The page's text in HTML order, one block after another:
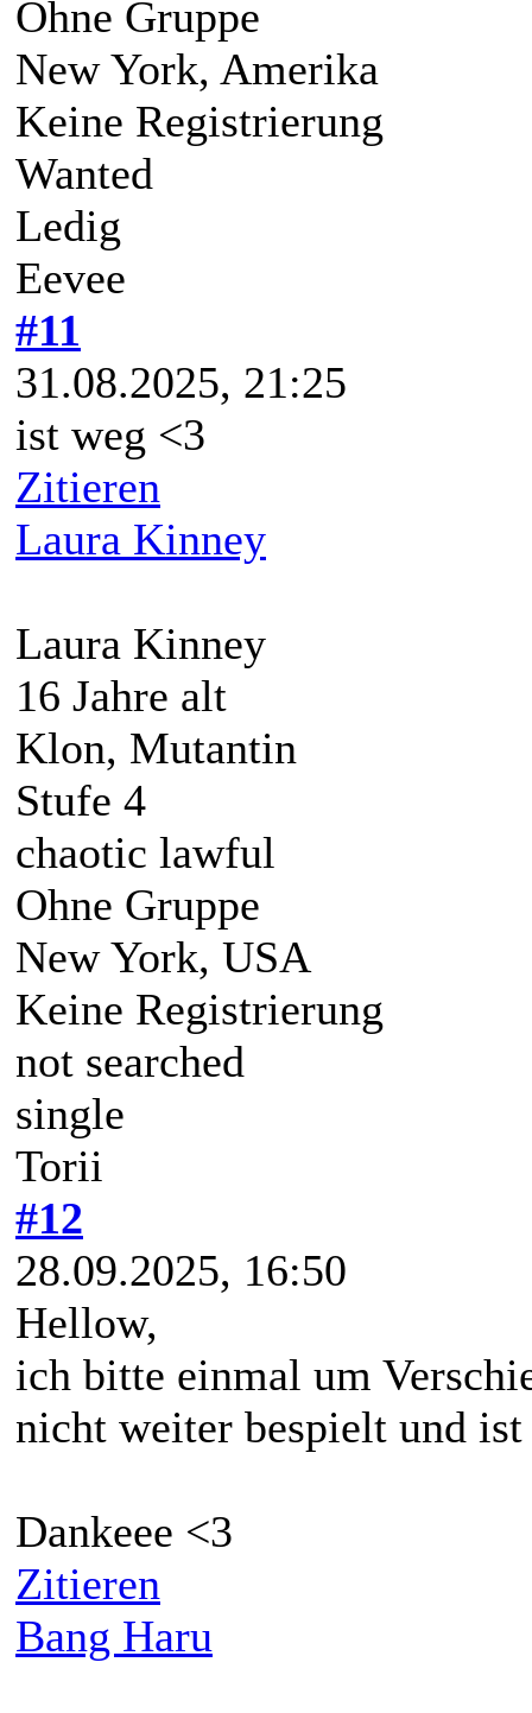
Ohne Gruppe
New York, Amerika
Keine Registrierung
Wanted
Ledig
Eevee
#11
31.08.2025, 21:25
ist weg <3
Zitieren
Laura Kinney
Laura Kinney
16 Jahre alt
Klon, Mutantin
Stufe 4
chaotic lawful
Ohne Gruppe
New York, USA
Keine Registrierung
not searched
single
Torii
#12
28.09.2025, 16:50
Hellow,
ich bitte einmal um
nicht weiter bespielt und ist
Dankeee <3
Zitieren
Bang Haru